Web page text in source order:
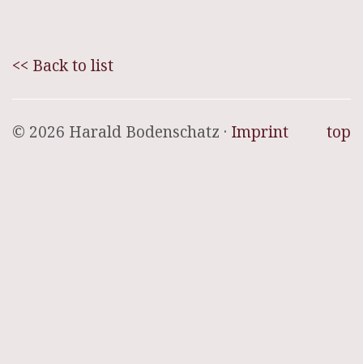
<< Back to list
top
© 2026 Harald Bodenschatz · Imprint